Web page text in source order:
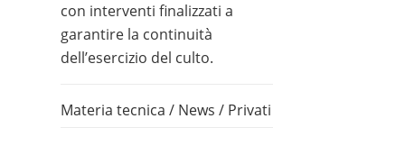
con interventi finalizzati a
garantire la continuità
dell’esercizio del culto.
Materia tecnica / News / Privati